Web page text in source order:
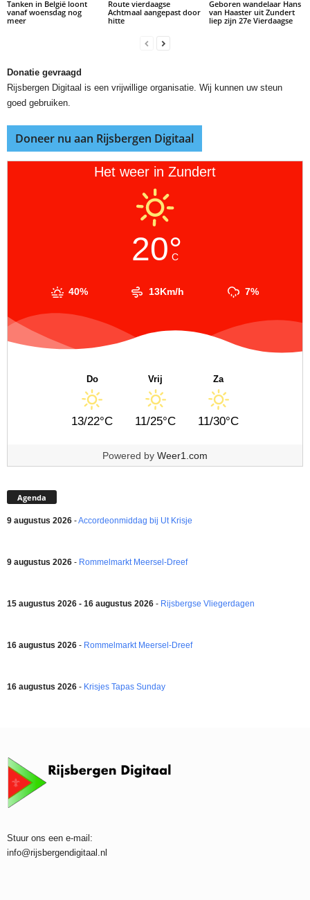
Tanken in België loont
vanaf woensdag nog
meer
Route vierdaagse
Achtmaal aangepast door
hitte
Geboren wandelaar Hans
van Haaster uit Zundert
liep zijn 27e Vierdaagse
Donatie gevraagd
Rijsbergen Digitaal is een vrijwillige organisatie. Wij kunnen uw steun
goed gebruiken.
Doneer nu aan Rijsbergen Digitaal
Het weer in Zundert
20°
C
40% 13Km/h 7%
Do
13/22°C
Vrij
11/25°C
Za
11/30°C
Powered by Weer1.com
Agenda
9 augustus 2026 -Accordeonmiddag bij Ut Krisje
9 augustus 2026 - Rommelmarkt Meersel-Dreef
15 augustus 2026 - 16 augustus 2026 - Rijsbergse Vliegerdagen
16 augustus 2026 - Rommelmarkt Meersel-Dreef
16 augustus 2026 - Krisjes Tapas Sunday
Stuur ons een e-mail:
info@rijsbergendigitaal.nl